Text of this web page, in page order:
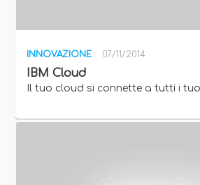
INNOVAZIONE 07/11/2014
IBM Cloud
Il tuo cloud si connette a tutti i